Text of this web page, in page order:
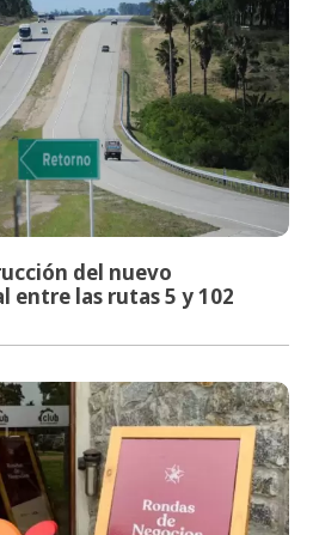
del nuevo
entre las rutas 5 y 102